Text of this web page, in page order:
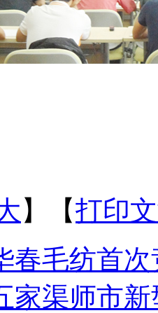
】【打印
春毛纺首
家渠师市